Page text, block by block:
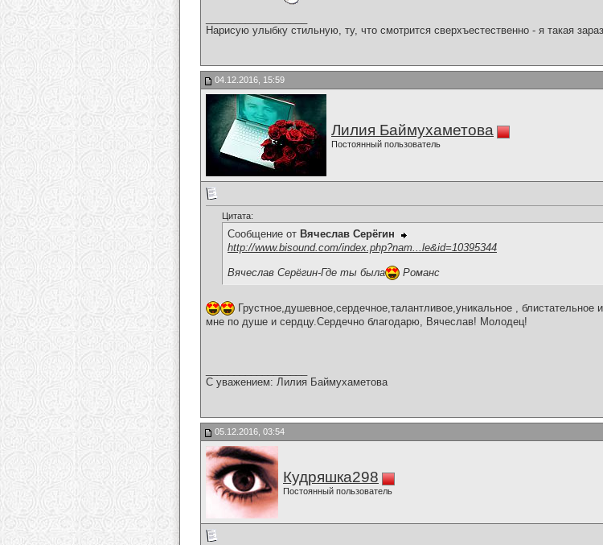
Нарисую улыбку стильную, ту, что смотрится сверхъестественно - я такая
04.12.2016, 15:59
Лилия Баймухаметова
Постоянный пользователь
Цитата:
Сообщение от Вячеслав Серёгин
http://www.bisound.com/index.php?nam...le&id=10395344
Вячеслав Серёгин-Где ты была Романс
Грустное,душевное,сердечное,талантливое,уникальное ,
мне по душе и сердцу.Сердечно благодарю, Вячеслав! Молодец!
С уважением: Лилия Баймухаметова
05.12.2016, 03:54
Кудряшка298
Постоянный пользователь